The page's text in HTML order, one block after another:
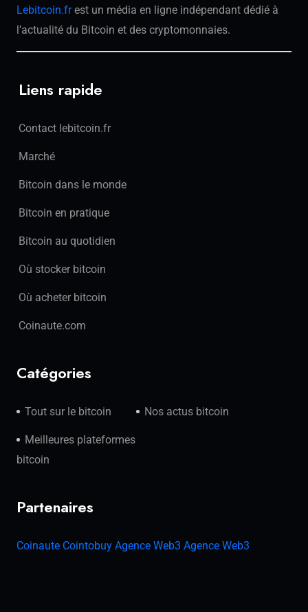
Lebitcoin.frest un média en ligne indépendant dédié à
l’actualité du Bitcoin et des cryptomonnaies.
Liens rapide
Contact lebitcoin.fr
Marché
Bitcoin dans le monde
Bitcoin en pratique
Bitcoin au quotidien
Où stocker bitcoin
Où acheter bitcoin
Coinaute.com
Catégories
Tout sur le bitcoin Nos actus bitcoin
Meilleures plateformes
bitcoin
Partenaires
Coinaute Cointobuy Agence Web3 Agence Web3